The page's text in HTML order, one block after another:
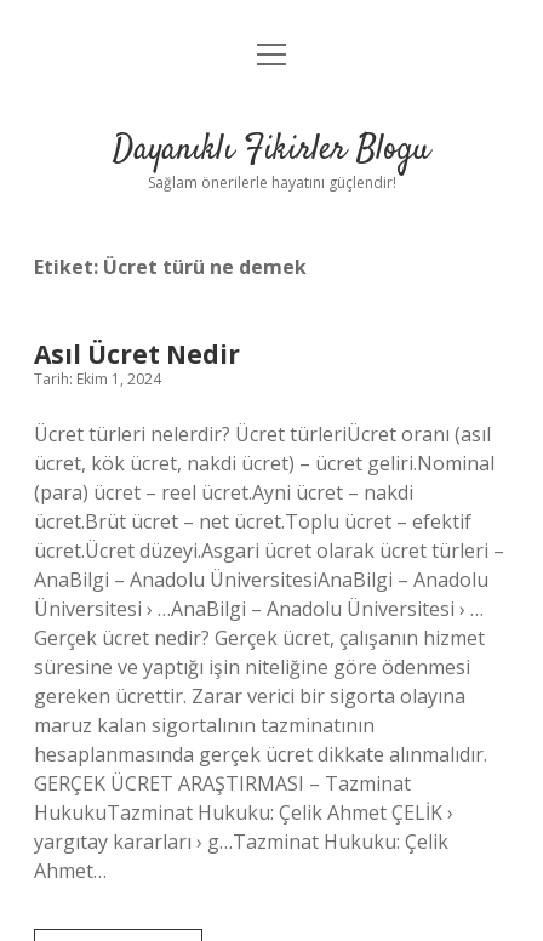
Anasayfa
Yasal Uyarı
menüyü
Dayanıklı Fikirler Blogu
Sağlam önerilerle hayatını güçlendir!
Etiket: Ücret türü ne demek
Asıl Ücret Nedir
Tarih: Ekim 1, 2024
Ücret türleri nelerdir? Ücret türleriÜcret oranı (asıl
ücret, kök ücret, nakdi ücret) – ücret geliri.Nominal
(para) ücret – reel ücret.Ayni ücret – nakdi
ücret.Brüt ücret – net ücret.Toplu ücret – efektif
ücret.Ücret düzeyi.Asgari ücret olarak ücret türleri –
AnaBilgi – Anadolu ÜniversitesiAnaBilgi – Anadolu
Üniversitesi › …AnaBilgi – Anadolu Üniversitesi › …
Gerçek ücret nedir? Gerçek ücret, çalışanın hizmet
süresine ve yaptığı işin niteliğine göre ödenmesi
gereken ücrettir. Zarar verici bir sigorta olayına
maruz kalan sigortalının tazminatının
hesaplanmasında gerçek ücret dikkate alınmalıdır.
GERÇEK ÜCRET ARAŞTIRMASI – Tazminat
HukukuTazminat Hukuku: Çelik Ahmet ÇELİK ›
yargıtay kararları › g…Tazminat Hukuku: Çelik
Ahmet…